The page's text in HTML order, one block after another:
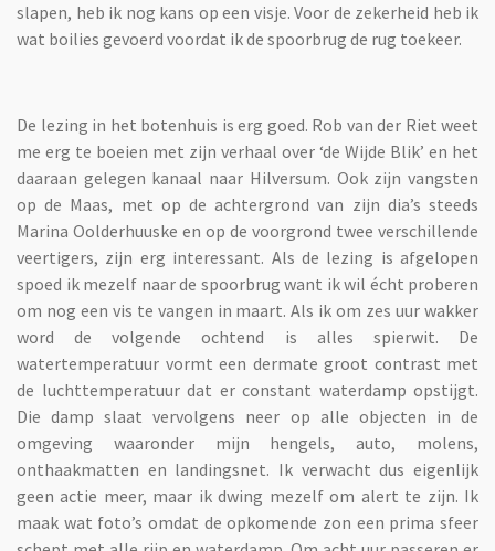
slapen, heb ik nog kans op een visje. Voor de zekerheid heb ik
wat boilies gevoerd voordat ik de spoorbrug de rug toekeer.
De lezing in het botenhuis is erg goed. Rob van der Riet weet
me erg te boeien met zijn verhaal over ‘de Wijde Blik’ en het
daaraan gelegen kanaal naar Hilversum. Ook zijn vangsten
op de Maas, met op de achtergrond van zijn dia’s steeds
Marina Oolderhuuske en op de voorgrond twee verschillende
veertigers, zijn erg interessant. Als de lezing is afgelopen
spoed ik mezelf naar de spoorbrug want ik wil écht proberen
om nog een vis te vangen in maart. Als ik om zes uur wakker
word de volgende ochtend is alles spierwit. De
watertemperatuur vormt een dermate groot contrast met
de luchttemperatuur dat er constant waterdamp opstijgt.
Die damp slaat vervolgens neer op alle objecten in de
omgeving waaronder mijn hengels, auto, molens,
onthaakmatten en landingsnet. Ik verwacht dus eigenlijk
geen actie meer, maar ik dwing mezelf om alert te zijn. Ik
maak wat foto’s omdat de opkomende zon een prima sfeer